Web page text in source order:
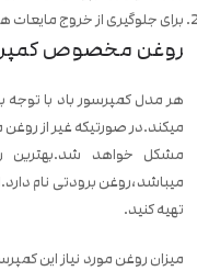
برای جلوگیری از خروج مایعات
روغن مخصوص کمپرسور باد 30
هر مدل کمپرسور باد با
میکند.در صورتیکه غیر از
مشکل خواهد
میباشد،روغن برودتی نام
تهیه کنید.